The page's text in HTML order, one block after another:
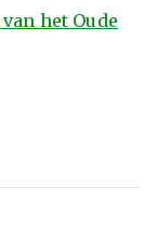
het Oude